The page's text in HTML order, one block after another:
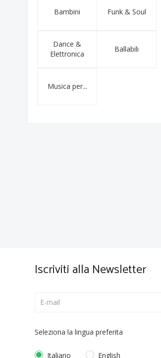
Bambini Funk & Soul
Dance &
Elettronica
Ballabili
Musica per...
Iscriviti alla Newsletter
Seleziona la lingua preferita
Italiano English